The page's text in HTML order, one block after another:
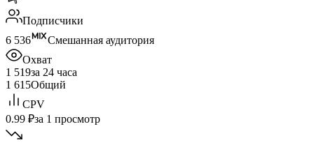
Подписчики
6 536
Смешанная аудитория
Охват
1 519за 24 часа
1 615Общий
CPV
0.99 ₽за 1 просмотр